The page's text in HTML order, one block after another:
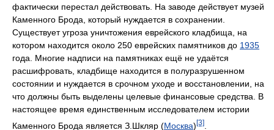
фактически перестал действовать. На заводе действует музей
Каменного Брода, который нуждается в сохранении.
Существует угроза уничтожения еврейского кладбища, на
котором находится около 250 еврейских памятников до 1935
года. Многие надписи на памятниках ещё не удаётся
расшифровать, кладбище находится в полуразрушенном
состоянии и нуждается в срочном уходе и восстановлении, на
что должны быть выделены целевые финансовые средства. В
настоящее время единственным исследователем истории
Каменного Брода является З.Шкляр (Москва) [3]